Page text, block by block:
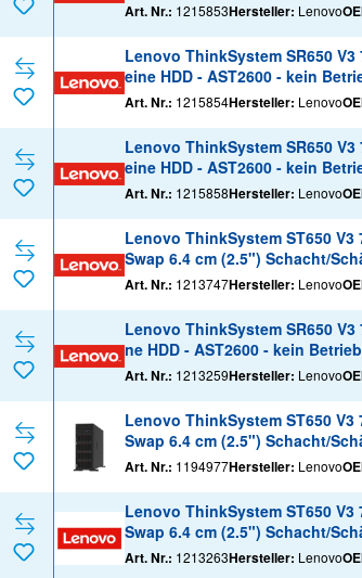
Art. Nr.: 1215853Hersteller: Lenovo
Lenovo ThinkSystem SR650 V3
eine HDD - AST2600 - kein
Art. Nr.: 1215854Hersteller: Lenovo
Lenovo ThinkSystem SR650 V3
eine HDD - AST2600 - kein
Art. Nr.: 1215858Hersteller: Lenovo
Lenovo ThinkSystem ST650 V3
Swap 6.4 cm (2.5") Schacht/
Art. Nr.: 1213747Hersteller: Lenovo
Lenovo ThinkSystem SR650 V3
ne HDD - AST2600 - kein
Art. Nr.: 1213259Hersteller: Lenovo
Lenovo ThinkSystem ST650 V3
Swap 6.4 cm (2.5") Schacht/
Art. Nr.: 1194977Hersteller: Lenovo
Lenovo ThinkSystem ST650 V3
Swap 6.4 cm (2.5") Schacht/
Art. Nr.: 1213263Hersteller: Lenovo